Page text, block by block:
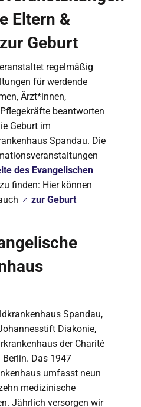
Eltern &
Geburt
regelmäßig
für werdende
Ärzt*innen,
beantworten
Geburt im
Spandau. Die
des Evangelischen
zu finden: Hier können
zur Geburt
Spandau,
Diakonie,
der Charité
Das 1947
umfasst neun
medizinische
Jährlich versorgen wir